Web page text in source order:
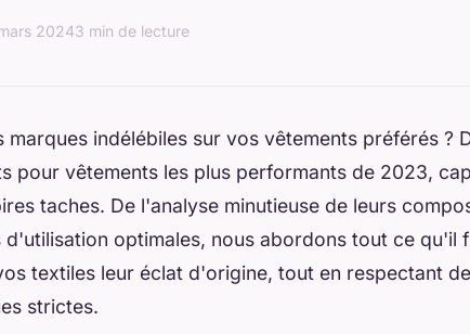
20243 min de lecture
marques indélébiles sur vos vêtements préférés ?
pour vêtements les plus performants de 2023,
taches. De l'analyse minutieuse de leurs
d'utilisation optimales, nous abordons tout ce qu'il
textiles leur éclat d'origine, tout en respectant
strictes.